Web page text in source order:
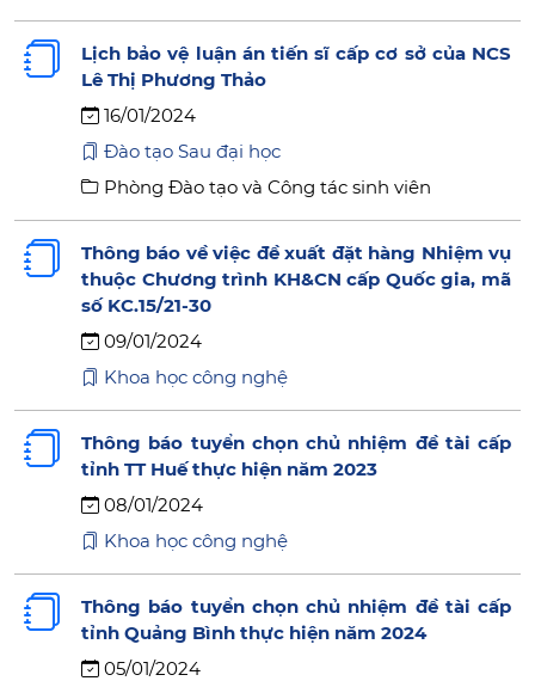
Lịch bảo vệ luận án tiến sĩ cấp cơ sở của NCS
Lê Thị Phương Thảo
16/01/2024
Đào tạo Sau đại học
Phòng Đào tạo và Công tác sinh viên
Thông báo về việc đề xuất đặt hàng Nhiệm vụ
thuộc Chương trình KH&CN cấp Quốc gia, mã
số KC.15/21-30
09/01/2024
Khoa học công nghệ
Thông báo tuyển chọn chủ nhiệm đề tài cấp
tỉnh TT Huế thực hiện năm 2023
08/01/2024
Khoa học công nghệ
Thông báo tuyển chọn chủ nhiệm đề tài cấp
tỉnh Quảng Bình thực hiện năm 2024
05/01/2024